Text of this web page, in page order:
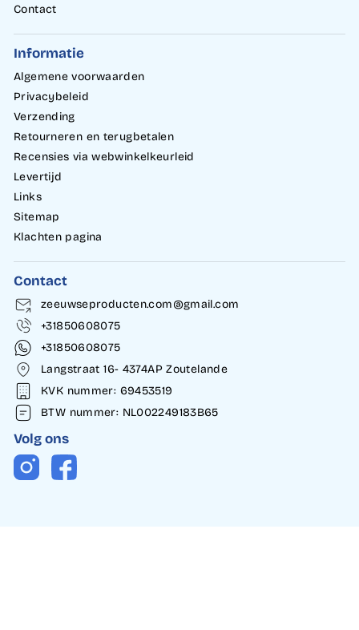
Contact
Informatie
Algemene voorwaarden
Privacybeleid
Verzending
Retourneren en terugbetalen
Recensies via webwinkelkeurleid
Levertijd
Links
Sitemap
Klachten pagina
Contact
zeeuwseproducten.com@gmail.com
+31850608075
+31850608075
Langstraat 16- 4374AP Zoutelande
KVK nummer: 69453519
BTW nummer: NL002249183B65
Volg ons